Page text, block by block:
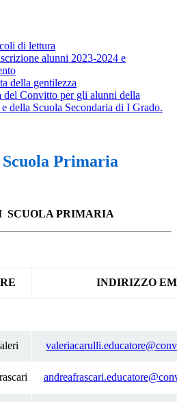
di lettura
alunni 2023-2024 e
della gentilezza
del Convitto per gli alunni della
della Scuola Secondaria di I Grado.
Primaria
SCUOLA PRIMARIA
INDIRIZZO